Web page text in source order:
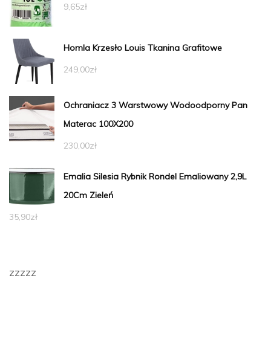
9,65zł
Homla Krzesło Louis Tkanina Grafitowe
249,00zł
Ochraniacz 3 Warstwowy Wodoodporny Pan
Materac 100X200
230,00zł
Emalia Silesia Rybnik Rondel Emaliowany 2,9L
20Cm Zieleń
35,90zł
zzzzz